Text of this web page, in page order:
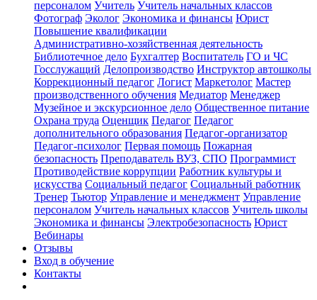
персоналом Учитель Учитель начальных классов
Фотограф Эколог Экономика и финансы Юрист
Повышение квалификации
Административно-хозяйственная деятельность
Библиотечное дело Бухгалтер Воспитатель ГО и ЧС
Госслужащий Делопроизводство Инструктор автошколы
Коррекционный педагог Логист Маркетолог Мастер
производственного обучения Медиатор Менеджер
Музейное и экскурсионное дело Общественное питание
Охрана труда Оценщик Педагог Педагог
дополнительного образования Педагог-организатор
Педагог-психолог Первая помощь Пожарная
безопасность Преподаватель ВУЗ, СПО Программист
Противодействие коррупции Работник культуры и
искусства Социальный педагог Социальный работник
Тренер Тьютор Управление и менеджмент Управление
персоналом Учитель начальных классов Учитель школы
Экономика и финансы Электробезопасность Юрист
Вебинары
Отзывы
Вход в обучение
Контакты